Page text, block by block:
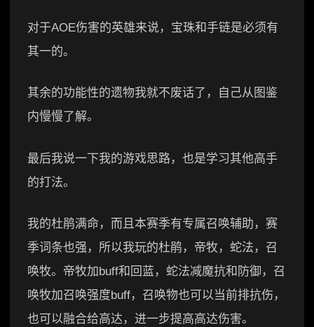
对于AOE伤害的英雄来说，宝珠和手链是必须有
其一的。
其余的功能性的遗物我就不废话了，自己从图鉴
内慢慢了解。
最后我说一下我的游戏思路，也是学习其他高手
的打法。
我的杜鹃满命，而且本赛季有专属召唤辅助，赛
季词条也强，所以我玩的杜鹃，帝牧，蛇法，召
唤牧。帝牧加buff和回蓝，蛇法减魔抗和防御，召
唤牧加召唤强度buff，召唤物也可以当前排抗伤，
也可以融合给高达，进一步提高高达伤害。